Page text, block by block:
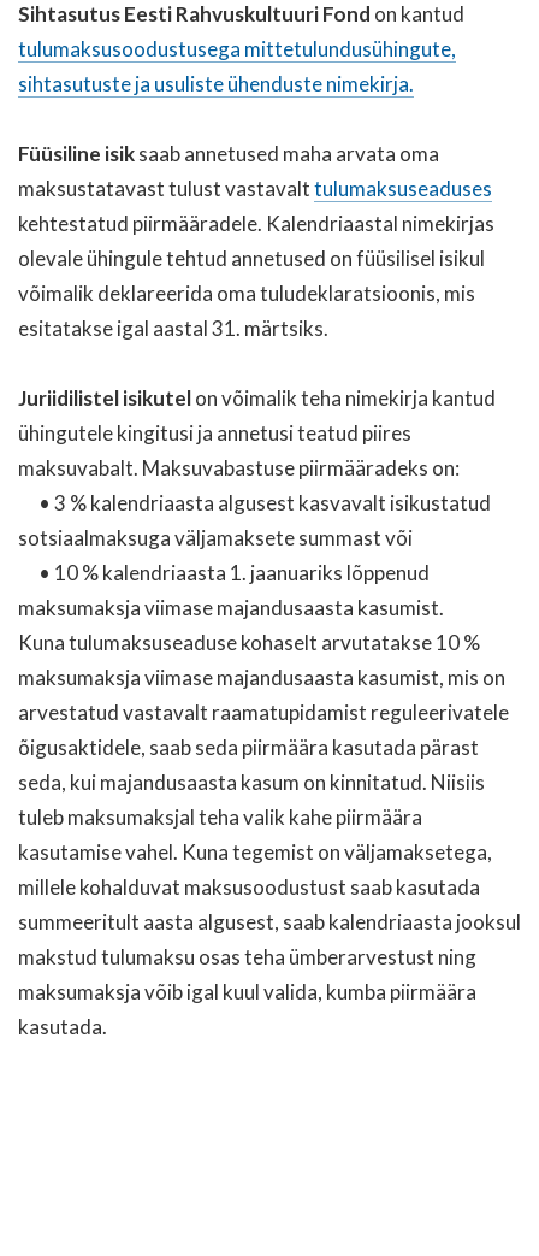
Sihtasutus Eesti Rahvuskultuuri Fond on kantud
tulumaksusoodustusega mittetulundusühingute,
sihtasutuste ja usuliste ühenduste nimekirja.
Füüsiline isiksaab annetused maha arvata oma
maksustatavast tulust vastavalttulumaksuseaduses
kehtestatud piirmääradele. Kalendriaastal nimekirjas
olevale ühingule tehtud annetused on füüsilisel isikul
võimalik deklareerida oma tuludeklaratsioonis, mis
esitatakse igal aastal 31. märtsiks.
Juriidilistel isikutelon võimalik teha nimekirja kantud
ühingutele kingitusi ja annetusi teatud piires
maksuvabalt. Maksuvabastuse piirmääradeks on:
• 3 % kalendriaasta algusest kasvavalt isikustatud
sotsiaalmaksuga väljamaksete summast või
• 10 % kalendriaasta 1. jaanuariks lõppenud
maksumaksja viimase majandusaasta kasumist.
Kuna tulumaksuseaduse kohaselt arvutatakse 10 %
maksumaksja viimase majandusaasta kasumist, mis on
arvestatud vastavalt raamatupidamist reguleerivatele
õigusaktidele, saab seda piirmäära kasutada pärast
seda, kui majandusaasta kasum on kinnitatud. Niisiis
tuleb maksumaksjal teha valik kahe piirmäära
kasutamise vahel. Kuna tegemist on väljamaksetega,
millele kohalduvat maksusoodustust saab kasutada
summeeritult aasta algusest, saab kalendriaasta jooksul
makstud tulumaksu osas teha ümberarvestust ning
maksumaksja võib igal kuul valida, kumba piirmäära
kasutada.